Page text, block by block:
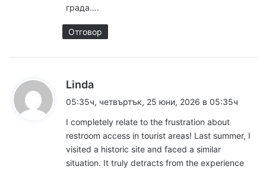
града….
Отговор
Linda
а
05:35ч, четвъртък, 25 юни, 2026 в 05:35ч
I completely relate to the frustration about
restroom access in tourist areas! Last summer, I
visited a historic site and faced a similar
situation. It truly detracts from the experience